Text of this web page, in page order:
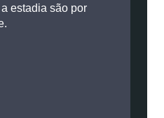
estadia são por